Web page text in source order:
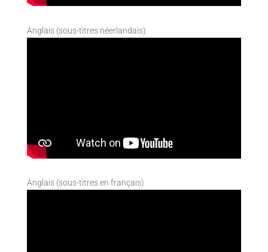
Anglais (sous-titres néerlandais)
Anglais (sous-titres en français)